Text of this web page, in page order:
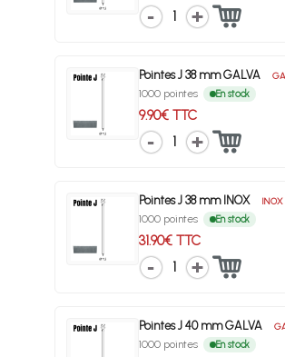
1
Pointes J 38 mm GALVA
1000 pointes En stock
9.90€ TTC
1
Pointes J 38 mm INOX INOX
1000 pointes En stock
31.90€ TTC
1
Pointes J 40 mm GALVA
1000 pointes En stock